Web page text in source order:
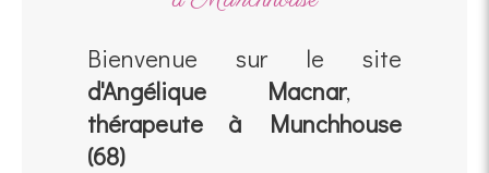
Bienvenue sur le site
d'Angélique Macnar,
thérapeute à Munchhouse
(68)